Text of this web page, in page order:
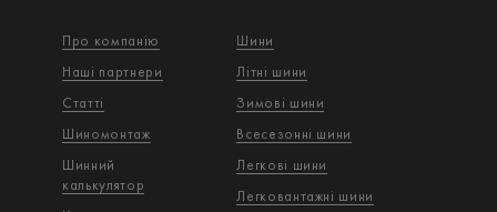
Про компанію
Наші партнери
Статті
Шиномонтаж
Шинний
калькулятор
Шини
Літні шини
Зимові шини
Всесезонні шини
Легкові шини
Легковантажнi шини